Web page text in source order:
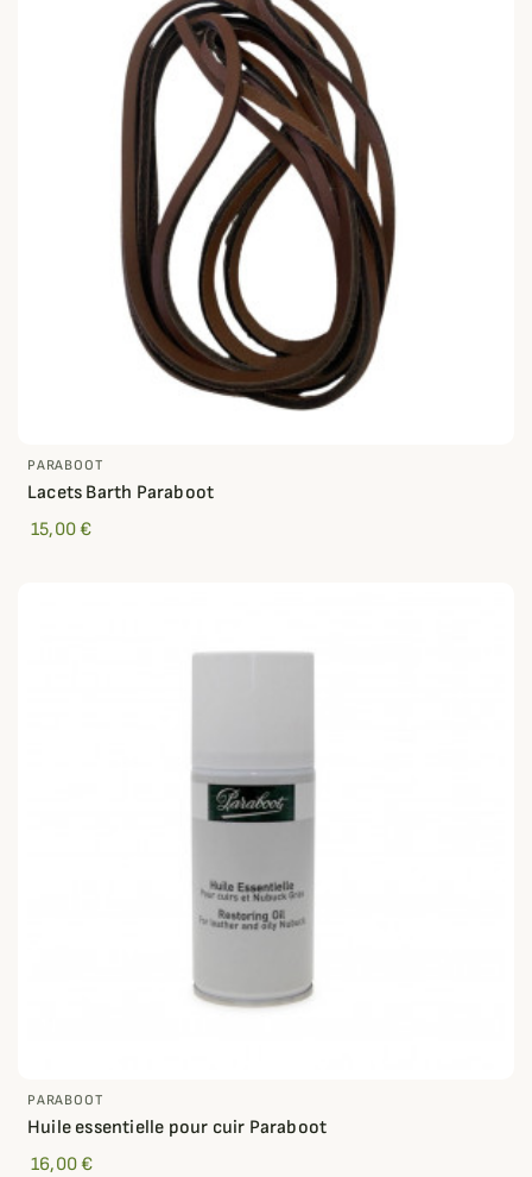
PARABOOT
Lacets Barth Paraboot
15,00 €
PARABOOT
Huile essentielle pour cuir Paraboot
16,00 €